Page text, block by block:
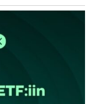
kirjautua